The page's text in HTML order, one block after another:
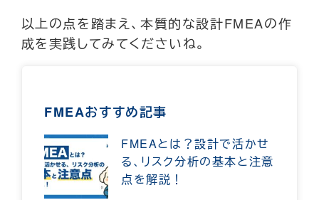
以上の点を踏まえ、本質的な設計FMEAの作
成を実践してみてくださいね。
FMEAおすすめ記事
FMEAとは？設計で活かせ
る、リスク分析の基本と注意
点を解説！